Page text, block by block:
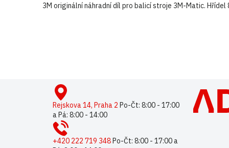
3M originální náhradní díl pro balicí stroje 3M-Matic.
Rejskova 14, Praha 2 Po-Čt: 8:00 - 17:00
a Pá: 8:00 - 14:00
+420 222 719 348Po-Čt: 8:00 - 17:00 a